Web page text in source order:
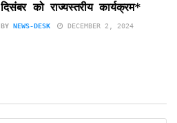
दिसंबर को राज्यस्तरीय कार्यक्रम*
BY NEWS-DESK DECEMBER 2, 2024